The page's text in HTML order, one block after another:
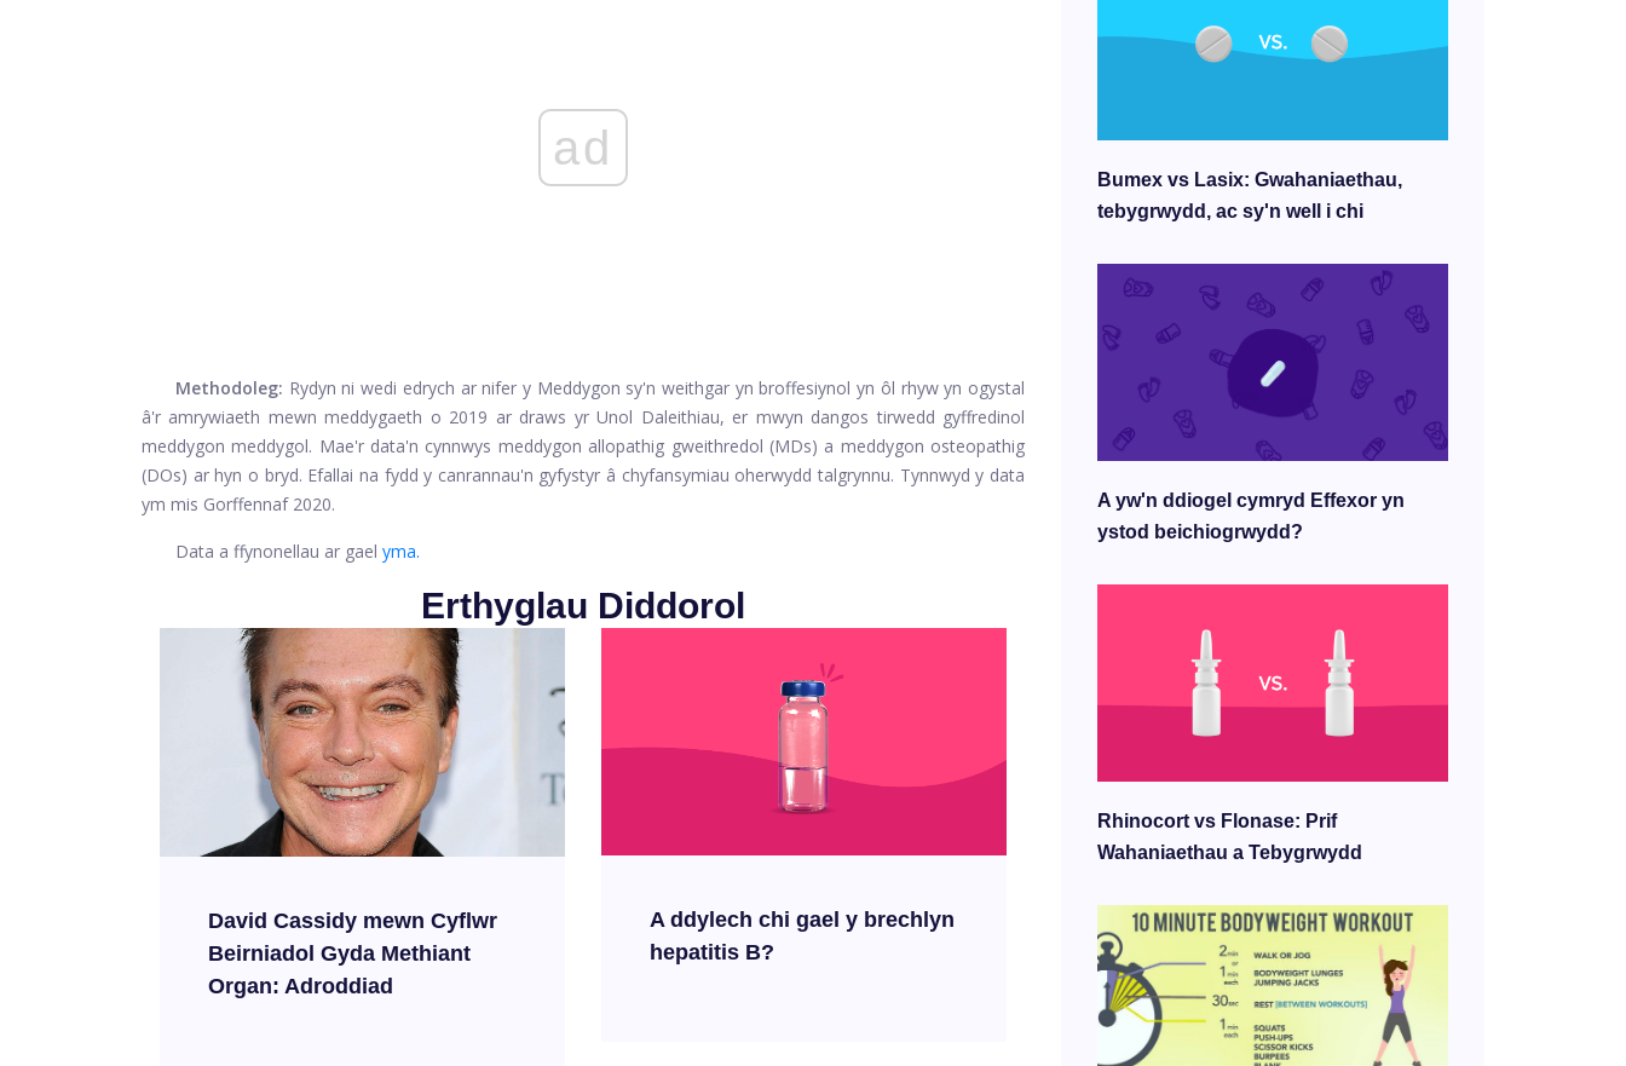
ad
Methodoleg: Rydyn ni wedi edrych ar nifer y Meddygon sy'n weithgar yn broffesiynol yn ôl rhyw yn ogystal
â'r amrywiaeth mewn meddygaeth o 2019 ar draws yr Unol Daleithiau, er mwyn dangos tirwedd gyffredinol
meddygon meddygol. Mae'r data'n cynnwys meddygon allopathig gweithredol (MDs) a meddygon osteopathig
(DOs) ar hyn o bryd. Efallai na fydd y canrannau'n gyfystyr â chyfansymiau oherwydd talgrynnu. Tynnwyd y data
ym mis Gorffennaf 2020.
Data a ffynonellau ar gael yma.
Erthyglau Diddorol
David Cassidy mewn Cyflwr
Beirniadol Gyda Methiant
Organ: Adroddiad
A ddylech chi gael y brechlyn
hepatitis B?
Bumex vs Lasix: Gwahaniaethau,
tebygrwydd, ac sy'n well i chi
A yw'n ddiogel cymryd Effexor yn
ystod beichiogrwydd?
Rhinocort vs Flonase: Prif
Wahaniaethau a Tebygrwydd